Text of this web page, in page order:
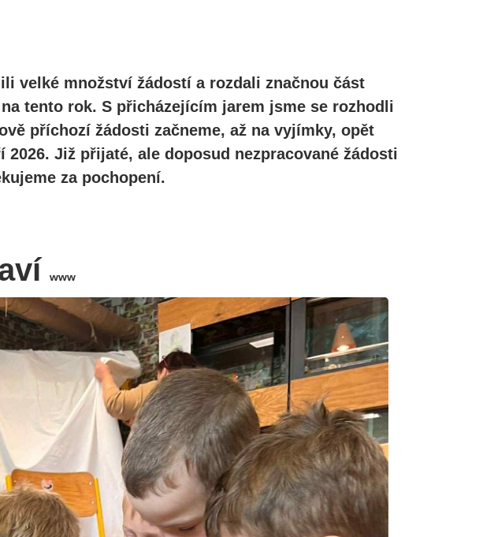
velké množství žádostí a rozdali značnou část
tento rok. S přicházejícím jarem jsme se rozhodli
příchozí žádosti začneme, až na vyjímky, opět
2026. Již přijaté, ale doposud nezpracované žádosti
za pochopení.
www